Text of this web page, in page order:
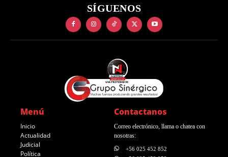
SÍGUENOS
Menú
Inicio
Actualidad
Judicial
Política
Contactanos
Correo electrónico, llama o chatea con
nosotras:
+56 025 452 852